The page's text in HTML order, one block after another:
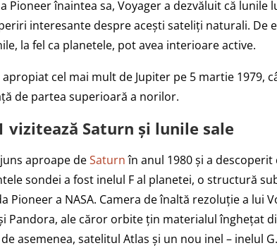
Pioneer înaintea sa, Voyager a dezvăluit că lunile
interesante despre acești sateliți naturali. De
la fel ca planetele, pot avea interioare active.
apropiat cel mai mult de Jupiter pe 5 martie 1979,
de partea superioară a norilor.
vizitează Saturn și lunile sale
aproape deSaturnîn anul 1980 și a
sondei a fost inelul F al planetei, o structură
Pioneer a NASA. Camera de înaltă rezoluție a lui
Pandora, ale căror orbite țin materialul înghețat
asemenea, satelitul Atlas și un nou inel – inelul G.